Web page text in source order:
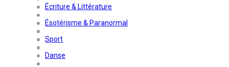
Écriture & Littérature
Ésotérisme & Paranormal
Sport
Danse